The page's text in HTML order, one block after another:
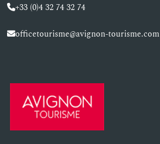
+33 (0)4 32 74 32 74
officetourisme@avignon-tourisme.com